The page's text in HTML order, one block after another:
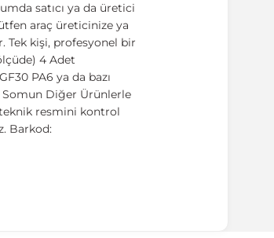
satıcı ya da üretici
araç üreticinize ya
Tek kişi, profesyonel bir
4 Adet
PA6 ya da bazı
Somun Diğer Ürünlerle
resmini kontrol
Barkod: